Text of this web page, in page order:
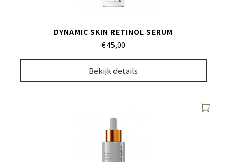
DYNAMIC SKIN RETINOL SERUM
€ 45,00
Bekijk details